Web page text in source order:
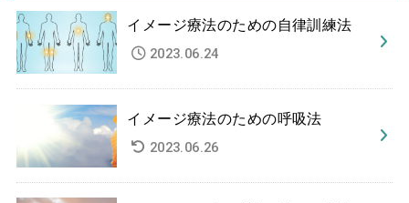
イメージ療法のための自律訓練法
2023.06.24
イメージ療法のための呼吸法
2023.06.26